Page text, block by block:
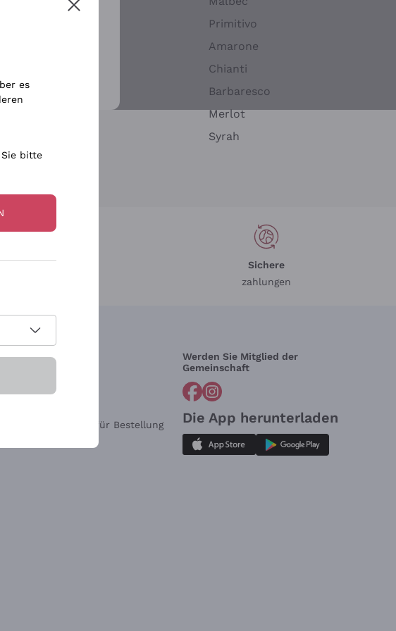
Chardonnay
Primitivo
Amarone
Chianti
Barbaresco
Merlot
Syrah
Sichere
zahlungen
Brauchen Sie Hilfe?
Widerrufsformular für Bestellung
Werden Sie Mitglied der
Gemeinschaft
Die App herunterladen
es
bitte